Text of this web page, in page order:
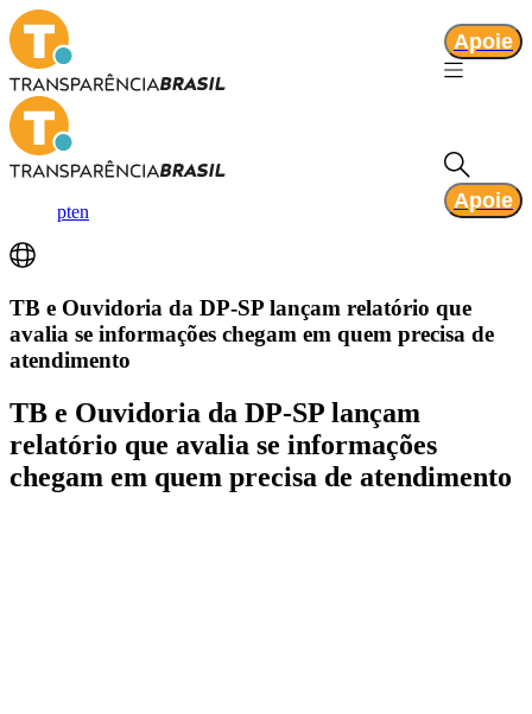
Apoie
pten Apoie
TB e Ouvidoria da DP-SP lançam relatório que
avalia se informações chegam em quem precisa de
atendimento
TB e Ouvidoria da DP-SP lançam
relatório que avalia se informações
chegam em quem precisa de atendimento